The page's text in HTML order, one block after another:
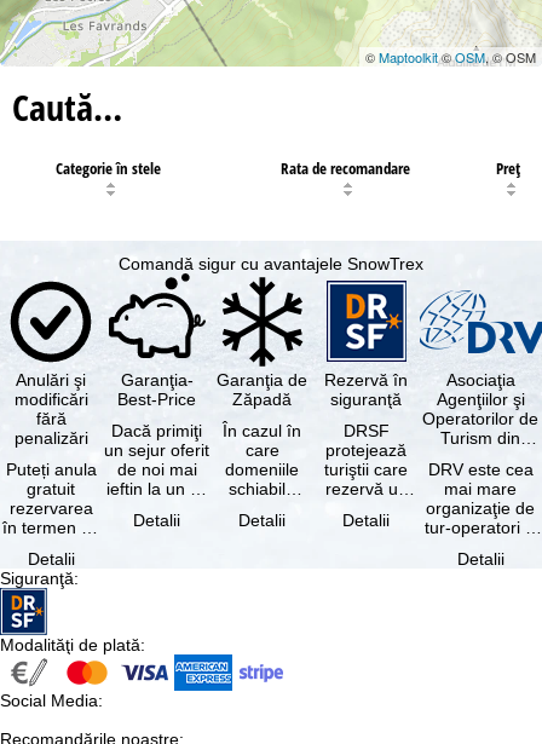
©Maptoolkit©OSM, © OSM
Caută…
Categorie în stele Rata de recomandare Preţ
Comandă sigur cu avantajele SnowTrex
Anulări şi
modificări
fără
penalizări
Puteți anula
gratuit
rezervarea
în termen de
data
rezervării, …
Detalii
Garanţia-
Best-Price
Dacă primiţi
un sejur oferit
de noi mai
ieftin la un alt
cu aceleaşi …
Detalii
Garanţia de
Zăpadă
În cazul în
care
domeniile
schiabile
skipass-ul
Detalii
Rezervă în
siguranţă
DRSF
protejează
turiştii care
rezervă un
sau servicii
Detalii
Asociaţia
Agenţiilor şi
Operatorilor de
Turism din
DRV este cea
mai mare
organizaţie de
tur-operatori şi
turism din
Detalii
Siguranţă:
Modalităţi de plată:
Social Media:
Recomandările noastre: